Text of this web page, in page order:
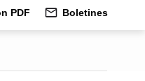
PDF Boletines